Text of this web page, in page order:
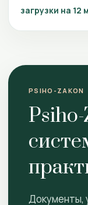
загрузки на 12
PSIHO-ZAKON
Документы,